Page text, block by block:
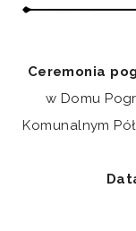
Ceremonia
w Domu
Komunalnym